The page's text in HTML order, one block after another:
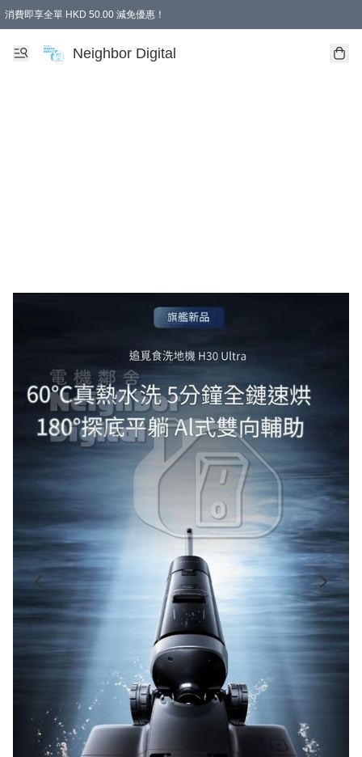
消費即享全單 HKD 50.00 減免優惠！
Neighbor Digital